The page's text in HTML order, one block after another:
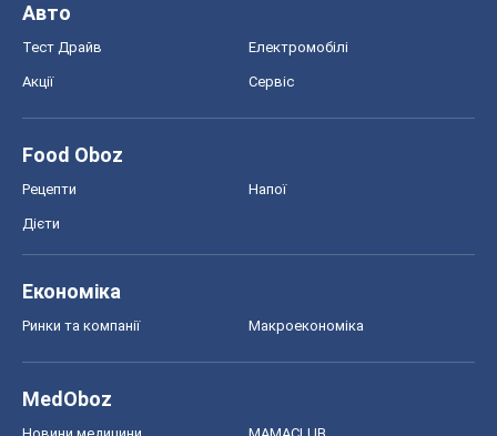
Авто
Тест Драйв Електромобілі
Акції Сервіс
Food Oboz
Рецепти Напої
Дієти
Економіка
Ринки та компанії Макроекономіка
MedOboz